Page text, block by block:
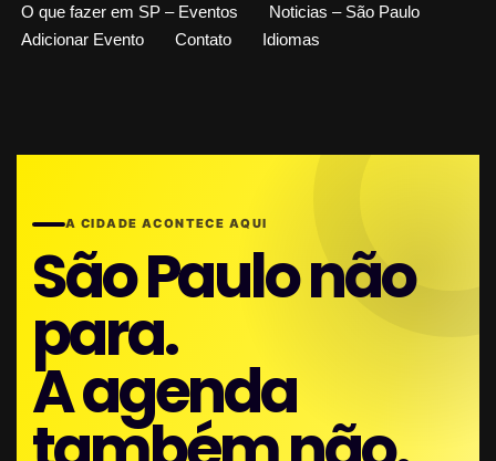
O que fazer em SP – Eventos
Noticias – São Paulo
Adicionar Evento
Contato Idiomas
A CIDADE ACONTECE AQUI
São Paulo não
para.
A agenda